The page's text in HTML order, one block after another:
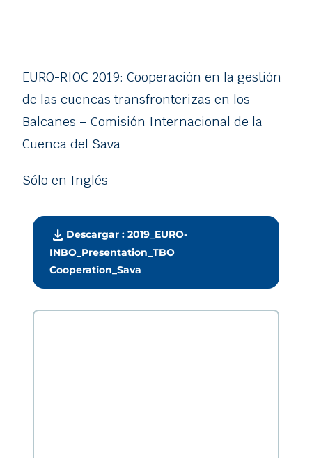
EURO-RIOC 2019: Cooperación en la gestión
de las cuencas transfronterizas en los
Balcanes – Comisión Internacional de la
Cuenca del Sava
Sólo en Inglés
download Descargar : 2019_EURO-
INBO_Presentation_TBO
Cooperation_Sava